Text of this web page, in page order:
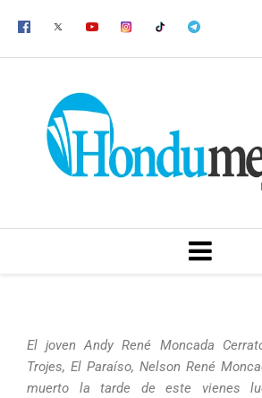
El joven Andy René Moncada
Trojes, El Paraíso, Nelson René
muerto la tarde de este vienes